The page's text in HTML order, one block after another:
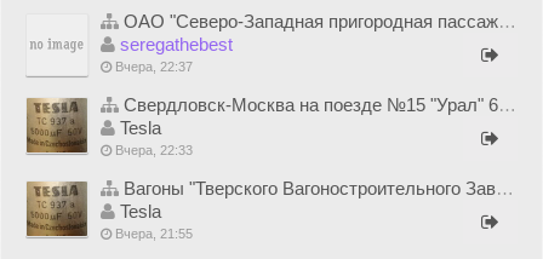
ОАО "Северо-Западная пригородная пассажирская компания"
seregathebest
Вчера, 22:37
Свердловск-Москва на поезде №15 "Урал" 6-7 августа 1995 года
Tesla
Вчера, 22:33
Вагоны "Тверского Вагоностроительного Завода" (ОАО "ТВЗ")
Tesla
Вчера, 21:55